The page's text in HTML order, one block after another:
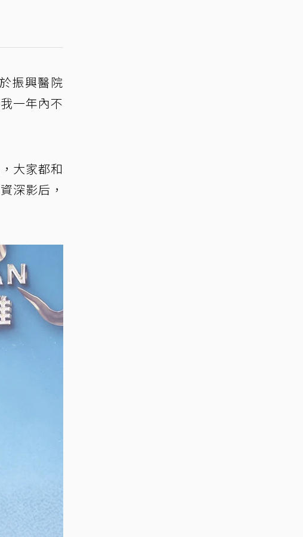
振興醫院
一年內不
大家都和
深影后，